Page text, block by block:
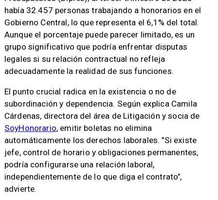
había 32.457 personas trabajando a honorarios en el
Gobierno Central, lo que representa el 6,1% del total.
Aunque el porcentaje puede parecer limitado, es un
grupo significativo que podría enfrentar disputas
legales si su relación contractual no refleja
adecuadamente la realidad de sus funciones.
El punto crucial radica en la existencia o no de
subordinación y dependencia. Según explica Camila
Cárdenas, directora del área de Litigación y socia de
SoyHonorario, emitir boletas no elimina
automáticamente los derechos laborales. "Si existe
jefe, control de horario y obligaciones permanentes,
podría configurarse una relación laboral,
independientemente de lo que diga el contrato",
advierte.